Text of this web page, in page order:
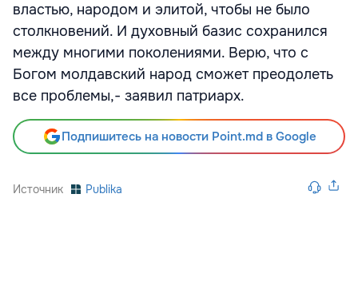
властью, народом и элитой, чтобы не было
столкновений. И духовный базис сохранился
между многими поколениями. Верю, что с
Богом молдавский народ сможет преодолеть
все проблемы,- заявил патриарх.
Подпишитесь на новости Point.md в Google
Источник Publika